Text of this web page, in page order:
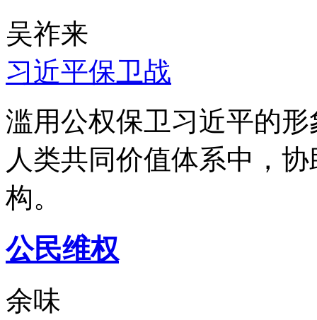
吴祚来
习近平保卫战
滥用公权保卫习近平的
人类共同价值体系中，
构。
公民维权
余味